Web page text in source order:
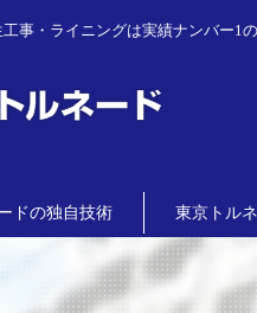
事・ライニングは実績ナンバー1
ドの独自技術 東京トル